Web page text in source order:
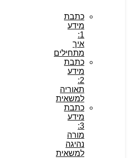
כתבת
מידע
1:
איך
מתחילים
כתבת
מידע
2:
תאוריה
למשאית
כתבת
מידע
3:
מורה
נהיגה
למשאית